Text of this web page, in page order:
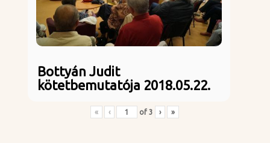
Bottyán Judit
kötetbemutatója 2018.05.22.
« ‹ of3 › »